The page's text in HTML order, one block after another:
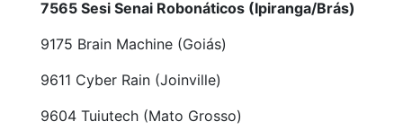
7565 Sesi Senai Robonáticos (Ipiranga/Brás)
9175 Brain Machine (Goiás)
9611 Cyber Rain (Joinville)
9604 Tuiutech (Mato Grosso)